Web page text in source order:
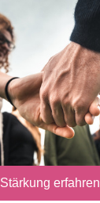
Stärkung erfahren